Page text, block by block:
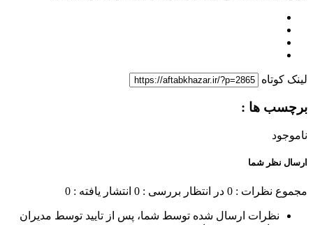
لینک کوتاه
برچسب ها :
ناموجود
ارسال نظر شما
مجموع نظرات : 0 در انتظار بررسی : 0 انتشار یافته : 0
نظرات ارسال شده توسط شما، پس از تایید توسط مدیران